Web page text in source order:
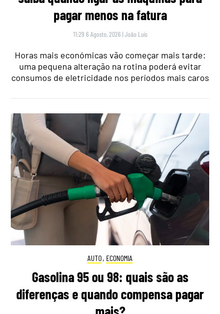
pagar menos na fatura
11:29 6 Agosto, 2026 |João Luís
Horas mais económicas vão começar mais tarde:
uma pequena alteração na rotina poderá evitar
consumos de eletricidade nos períodos mais caros
AUTO, ECONOMIA
Gasolina 95 ou 98: quais são as
diferenças e quando compensa pagar